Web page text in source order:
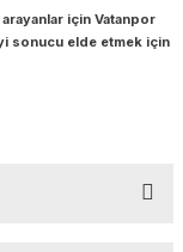
için Vatanpor
sonucu elde etmek için